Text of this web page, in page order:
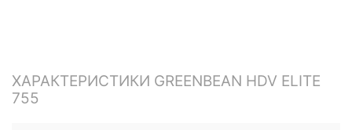
ХАРАКТЕРИСТИКИ GREENBEAN HDV ELITE
755